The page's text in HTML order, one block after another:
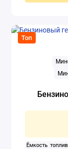
Топ
Ёмкость